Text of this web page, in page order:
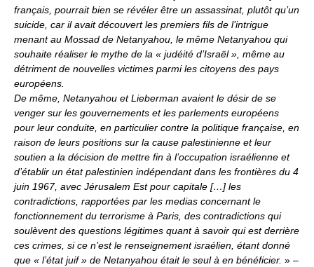
français, pourrait bien se révéler être un assassinat, plutôt qu’un
suicide, car il avait découvert les premiers fils de l’intrigue
menant au Mossad de Netanyahou, le même Netanyahou qui
souhaite réaliser le mythe de la « judéité d’Israël », même au
détriment de nouvelles victimes parmi les citoyens des pays
européens.
De même, Netanyahou et Lieberman avaient le désir de se
venger sur les gouvernements et les parlements européens
pour leur conduite, en particulier contre la politique française, en
raison de leurs positions sur la cause palestinienne et leur
soutien a la décision de mettre fin à l’occupation israélienne et
d’établir un état palestinien indépendant dans les frontières du 4
juin 1967, avec Jérusalem Est pour capitale […] les
contradictions, rapportées par les medias concernant le
fonctionnement du terrorisme à Paris, des contradictions qui
soulèvent des questions légitimes quant à savoir qui est derrière
ces crimes, si ce n’est le renseignement israélien, étant donné
que « l’état juif » de Netanyahou était le seul à en bénéficier. » –